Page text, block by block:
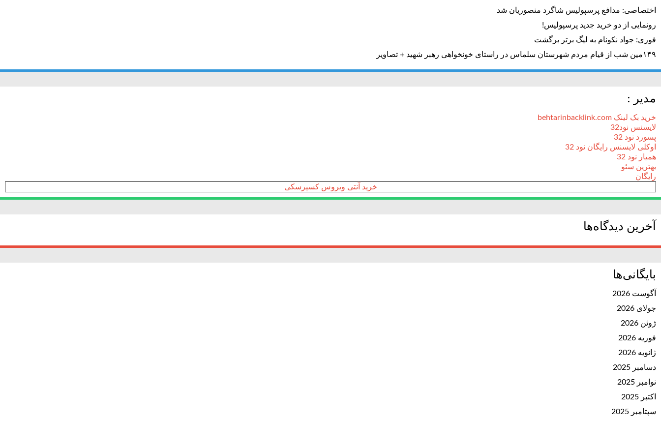
اختصاصی: مدافع پرسپولیس شاگرد منصوریان شد
رونمایی از دو خرید جدید پرسپولیس!
فوری: جواد نکونام به لیگ برتر برگشت
۱۴۹مین شب از قیام مردم شهرستان سلماس در راستای خونخواهی رهبر شهید + تصاویر
مدیر :
خرید بک لینک behtarinbacklink.com
لایسنس نود32
پسورد نود 32
اوکلی لایسنس رایگان نود 32
همیار نود 32
بهترین سئو
رایگان
خرید آنتی ویروس کسپرسکی
آخرین دیدگاه‌ها
بایگانی‌ها
آگوست 2026
جولای 2026
ژوئن 2026
فوریه 2026
ژانویه 2026
دسامبر 2025
نوامبر 2025
اکتبر 2025
سپتامبر 2025